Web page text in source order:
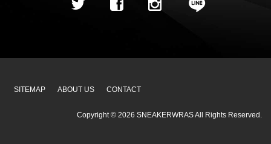
SITEMAP ABOUT US CONTACT
Copyright © 2026 SNEAKERWRASAll Rights Reserved.